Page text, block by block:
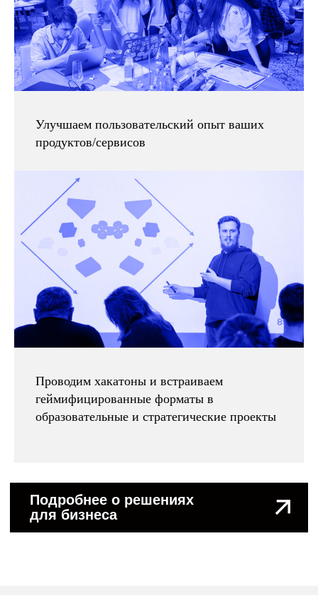
Улучшаем пользовательский опыт ваших
продуктов/сервисов
Проводим хакатоны и встраиваем
геймифицированные форматы в
образовательные и стратегические проекты
Напишите нам
+7 (495) 120 46 89
по будням c 09:00 до 18:00
info@ikraikra.ru
+7